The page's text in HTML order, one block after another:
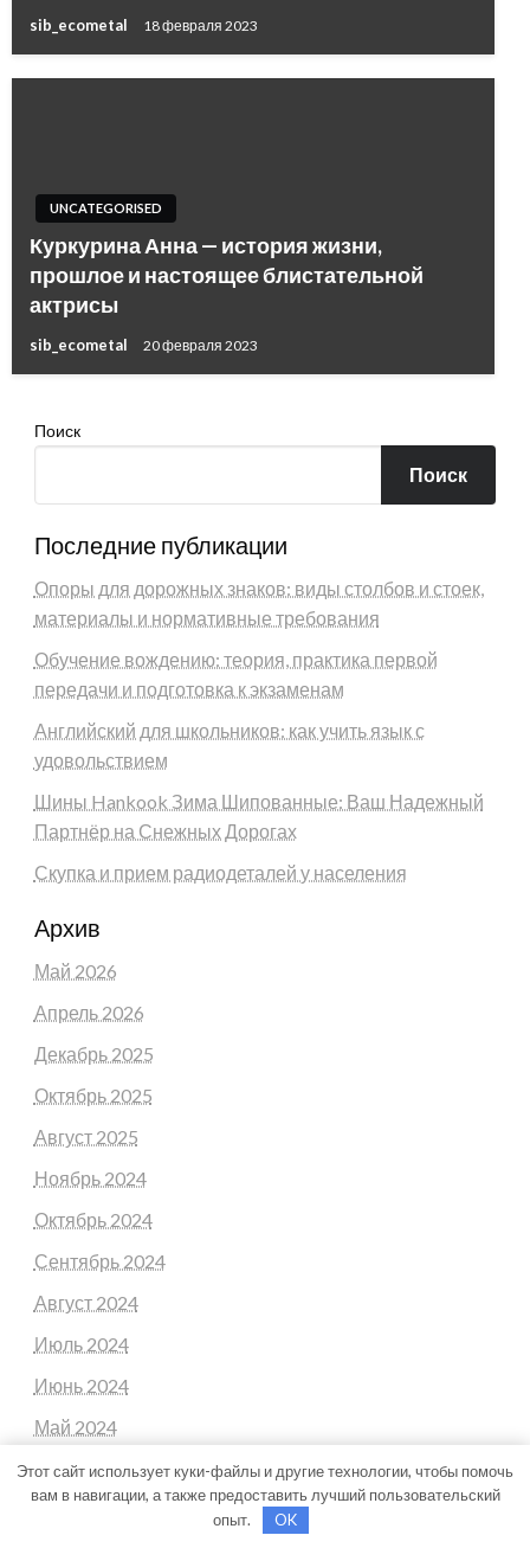
sib_ecometal 18 февраля 2023
UNCATEGORISED
Куркурина Анна — история жизни,
прошлое и настоящее блистательной
актрисы
sib_ecometal 20 февраля 2023
Поиск
Поиск
Последние публикации
Опоры для дорожных знаков: виды столбов и стоек,
материалы и нормативные требования
Обучение вождению: теория, практика первой
передачи и подготовка к экзаменам
Английский для школьников: как учить язык с
удовольствием
Шины Hankook Зима Шипованные: Ваш Надежный
Партнёр на Снежных Дорогах
Скупка и прием радиодеталей у населения
Архив
Май 2026
Апрель 2026
Декабрь 2025
Октябрь 2025
Август 2025
Ноябрь 2024
Октябрь 2024
Сентябрь 2024
Август 2024
Июль 2024
Июнь 2024
Май 2024
Апрель 2024
Этот сайт использует куки-файлы и другие технологии, чтобы помочь
вам в навигации, а также предоставить лучший пользовательский
опыт.
OK